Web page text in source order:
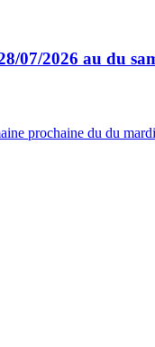
07/2026 au du
prochaine du du